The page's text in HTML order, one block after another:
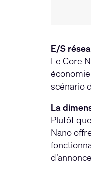
E/S
Le Core
scénario
La
Plutôt
Nano